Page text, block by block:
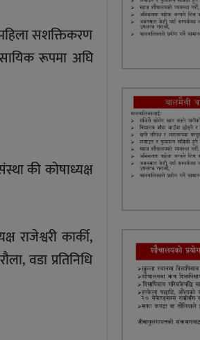
सशक्तिकरण
रूपमा अघि
की कोषाध्यक्ष
राजेश्वरी कार्की,
वडा प्रतिनिधि